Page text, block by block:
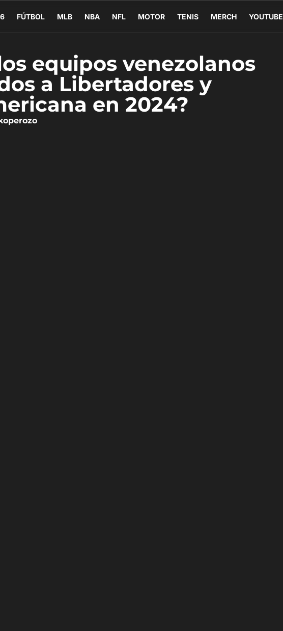
FÚTBOL MLB NBA NFL MOTOR TENIS MERCH YOUTUBE
equipos venezolanos
a Libertadores y
en 2024?